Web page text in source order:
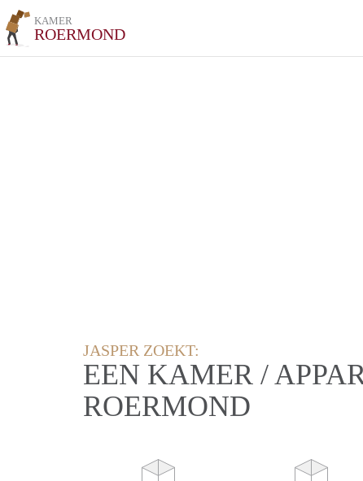
KAMER
ROERMOND
JASPER ZOEKT:
EEN KAMER /
ROERMOND